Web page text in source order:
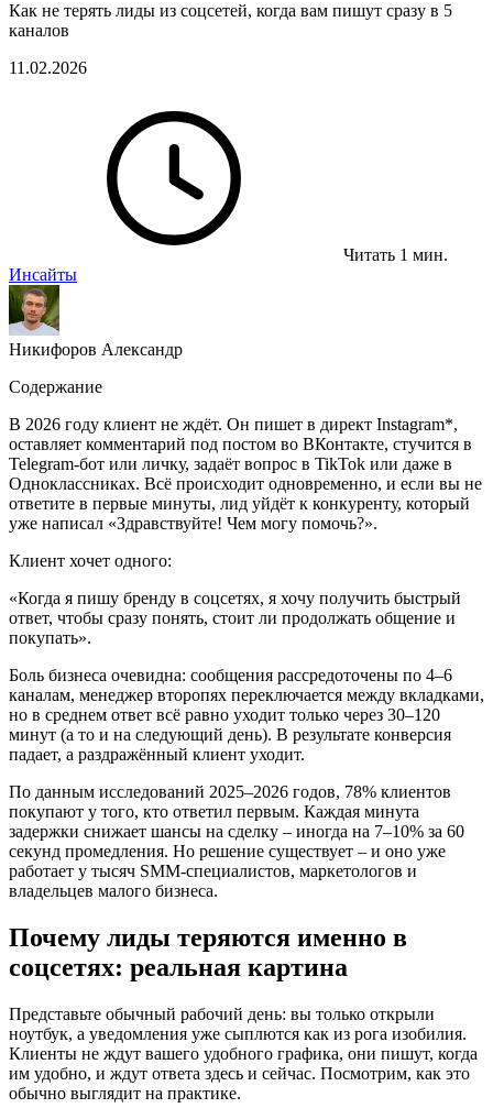
Как не терять лиды из соцсетей, когда вам пишут сразу в 5
каналов
11.02.2026
Читать 1 мин.
Инсайты
Никифоров Александр
Содержание
В 2026 году клиент не ждёт. Он пишет в директ Instagram*,
оставляет комментарий под постом во ВКонтакте, стучится в
Telegram-бот или личку, задаёт вопрос в TikTok или даже в
Одноклассниках. Всё происходит одновременно, и если вы не
ответите в первые минуты, лид уйдёт к конкуренту, который
уже написал «Здравствуйте! Чем могу помочь?».
Клиент хочет одного:
«Когда я пишу бренду в соцсетях, я хочу получить быстрый
ответ, чтобы сразу понять, стоит ли продолжать общение и
покупать».
Боль бизнеса очевидна: сообщения рассредоточены по 4–6
каналам, менеджер второпях переключается между вкладками,
но в среднем ответ всё равно уходит только через 30–120
минут (а то и на следующий день). В результате конверсия
падает, а раздражённый клиент уходит.
По данным исследований 2025–2026 годов, 78% клиентов
покупают у того, кто ответил первым. Каждая минута
задержки снижает шансы на сделку – иногда на 7–10% за 60
секунд промедления. Но решение существует – и оно уже
работает у тысяч SMM-специалистов, маркетологов и
владельцев малого бизнеса.
Почему лиды теряются именно в
соцсетях: реальная картина
Представьте обычный рабочий день: вы только открыли
ноутбук, а уведомления уже сыплются как из рога изобилия.
Клиенты не ждут вашего удобного графика, они пишут, когда
им удобно, и ждут ответа здесь и сейчас. Посмотрим, как это
обычно выглядит на практике.